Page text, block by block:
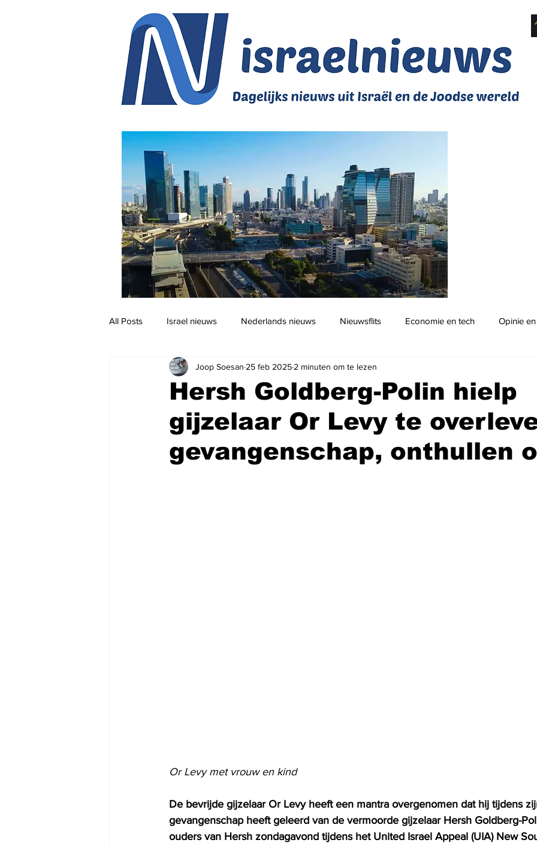
All Posts Israel nieuws Nederlands nieuws Nieuwsflits Economie en tech Opinie
Jodendom en cultuur Podcast
Hersh Goldberg-Polin hielp
gijzelaar Or Levy te
gevangenschap, onthullen
Joop Soesan 25 feb 2025 2 minuten om te lezen
Or Levy met vrouw en kind
De bevrijde gijzelaar Or Levy heeft een mantra overgenomen dat hij tijdens
gevangenschap heeft geleerd van de vermoorde gijzelaar Hersh Goldberg-
ouders van Hersh zondagavond tijdens het United Israel Appeal (UIA) New